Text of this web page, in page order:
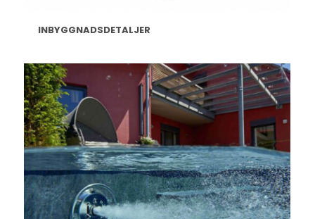
INBYGGNADSDETALJER